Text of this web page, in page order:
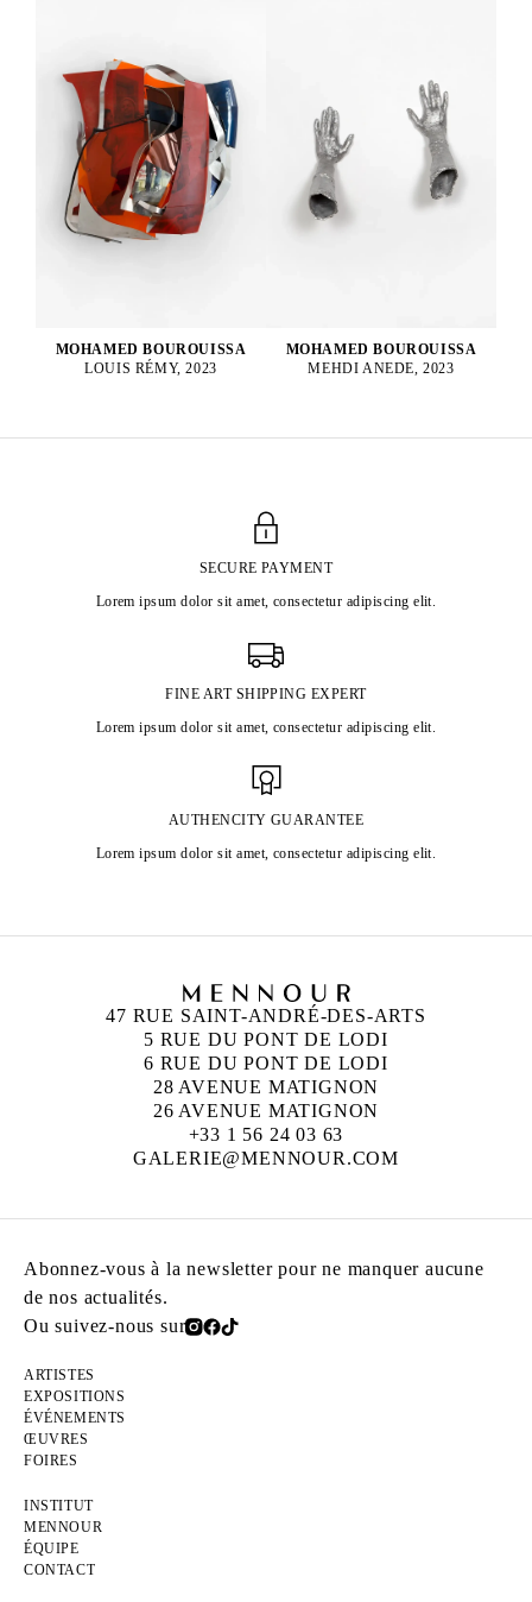
MOHAMED BOUROUISSA
LOUIS RÉMY, 2023
MOHAMED BOUROUISSA
MEHDI ANEDE, 2023
SECURE PAYMENT
Lorem ipsum dolor sit amet, consectetur adipiscing elit.
FINE ART SHIPPING EXPERT
Lorem ipsum dolor sit amet, consectetur adipiscing elit.
AUTHENCITY GUARANTEE
Lorem ipsum dolor sit amet, consectetur adipiscing elit.
47 RUE SAINT-ANDRÉ-DES-ARTS
5 RUE DU PONT DE LODI
6 RUE DU PONT DE LODI
28 AVENUE MATIGNON
26 AVENUE MATIGNON
+33 1 56 24 03 63
GALERIE@MENNOUR.COM
Abonnez-vous à la newsletter pour ne manquer aucune
de nos actualités.
Ou suivez-nous sur
ARTISTES
EXPOSITIONS
ÉVÉNEMENTS
ŒUVRES
FOIRES
INSTITUT
MENNOUR
ÉQUIPE
CONTACT